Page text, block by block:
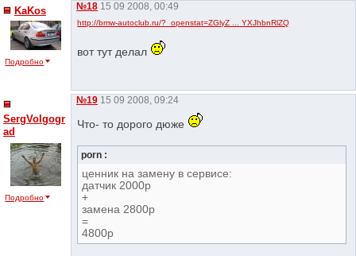
KaKos
Подробно
№18 15 09 2008, 00:49
http://bmw-autoclub.ru/?_openstat=ZGlyZ ... YXJhbnRlZQ
вот тут делал
SergVolgogr
ad
Подробно
№19 15 09 2008, 09:24
Что- то дорого дюже
porn :
ценник на замену в сервисе:
датчик 2000р
+
замена 2800р
=
4800р